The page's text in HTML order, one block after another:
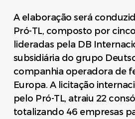
A elaboração será
Pró-TL, composto por
lideradas pela DB
subsidiária do grupo
companhia operadora de
Europa. A licitação
pelo Pró-TL, atraiu 22
totalizando 46 empresas